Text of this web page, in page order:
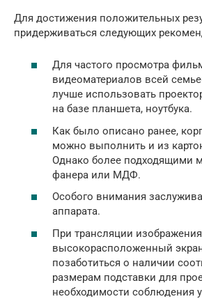
Для достижения положительных
придерживаться следующих
Для частого просмотра
видеоматериалов всей
лучше использовать
на базе планшета, ноутбука.
Как было описано ранее,
можно выполнить и из
Однако более подходящими
фанера или МДФ.
Особого внимания
аппарата.
При трансляции
высокорасположенный
позаботиться о наличии
размерам подставки для
необходимости соблюдения